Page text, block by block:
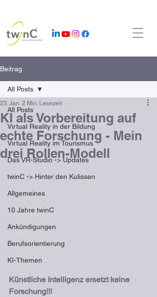
Beitrag
All Posts
Virtual Reality in der Bildung
Virtual Reality im Tourismus
Das VR-Studio -> Updates
twinC -> Hinter den Kulissen
Allgemeines
10 Jahre twinC
Ankündigungen
Berufsorientierung
KI-Themen
All Posts
KI als Vorbereitung auf
echte Forschung - Mein
drei Rollen-Modell
23. Jan. 2 Min. Lesezeit
Künstliche Intelligenz ersetzt keine
Forschung!!!